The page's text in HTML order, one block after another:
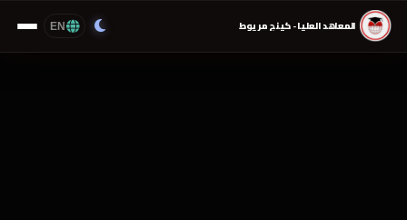
المعاهد العليا - كينج مريوط EN